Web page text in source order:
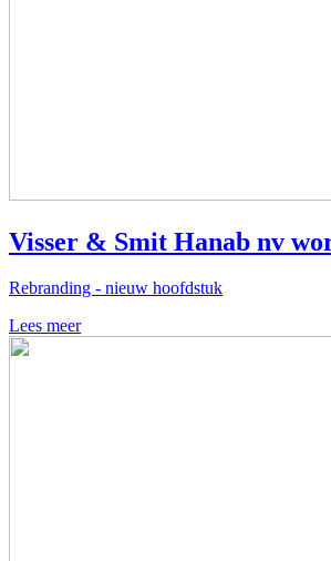
Visser & Smit Hanab nv
Rebranding - nieuw hoofdstuk
Lees meer